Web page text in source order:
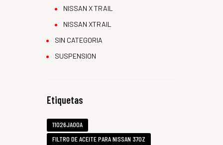
NISSAN X TRAIL
NISSAN XTRAIL
SIN CATEGORIA
SUSPENSION
Etiquetas
11026JA00A
FILTRO DE ACEITE PARA NISSAN 370Z